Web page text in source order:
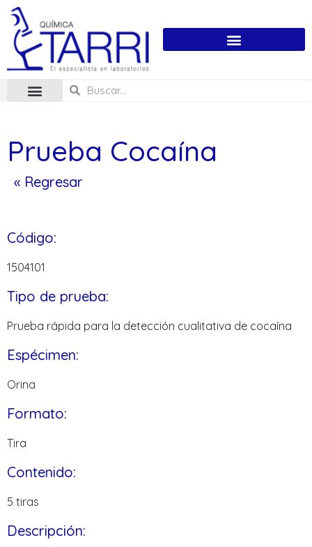
Prueba Cocaína
« Regresar
Código:
1504101
Tipo de prueba:
Prueba rápida para la detección cualitativa de cocaína
Espécimen:
Orina
Formato:
Tira
Contenido:
5 tiras
Descripción: